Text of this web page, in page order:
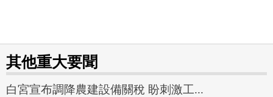
其他重大要聞
白宮宣布調降農建設備關稅 盼刺激工...